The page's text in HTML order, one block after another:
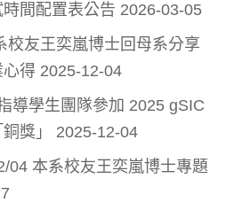
間配置表公告 2026-03-05
校友王奕嵐博士回母系分享
心得 2025-12-04
導學生團隊參加 2025 gSIC
獎」
2025-12-04
04 本系校友王奕嵐博士專題